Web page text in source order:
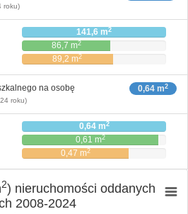
roku)
141,6 m2
86,7 m2
89,2 m2
0,64 m2
na osobę
roku)
0,64 m2
0,61 m2
0,47 m2
2) nieruchomości oddanych
2008-2024